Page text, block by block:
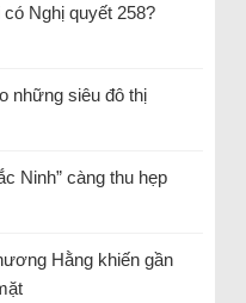
Nghị quyết 258?
những siêu đô thị
Ninh” càng thu hẹp
Hằng khiến gần